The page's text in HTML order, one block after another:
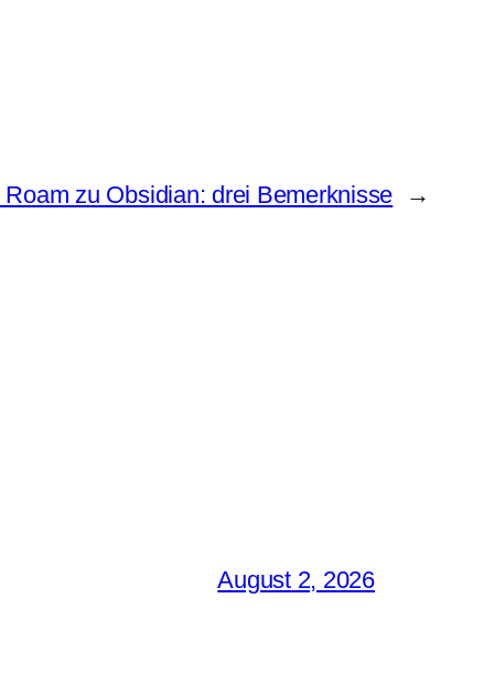
Roam zu Obsidian: drei Bemerknisse →
August 2, 2026